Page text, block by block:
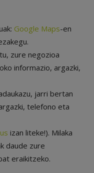
Google Maps-en
zure negozioa
informazio, argazki,
jarri bertan
telefono eta
izan liteke!). Milaka
daude zure
eraikitzeko.